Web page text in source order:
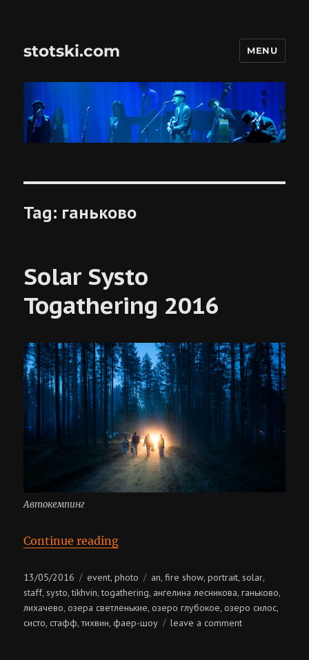
stotski.com MENU
Tag: ганьково
Solar Systo
Togathering 2016
Автокемпинг
Continue reading“Solar Systo Togathering 2016”
Posted
on
13/05/2016 Categories
event,photo Tags
an,fire show,portrait, solar,
staff, systo,tikhvin,togathering, ангелина лесникова,ганьково,
лихачево,озера светленькие,озеро глубокое,озеро силос,
систо,стафф,тихвин,фаер-шоу leave a commenton